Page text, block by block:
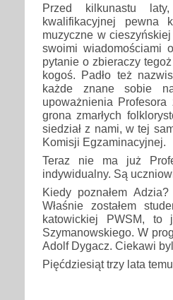
Przed kilkunastu
kwalifikacyjnej pewna
muzyczne w
swoimi wiadomościami
pytanie o zbieraczy
kogoś. Padło też
każde znane sobie
upoważnienia
grona zmarłych
siedział z nami, w tej
Komisji Egzaminacyjnej.
Teraz nie ma już
indywidualny. Są
Kiedy poznałem
Właśnie zostałem
katowickiej PWSM, to
Szymanowskiego. W
Adolf Dygacz. Ciekawi
Pięćdziesiąt trzy lata